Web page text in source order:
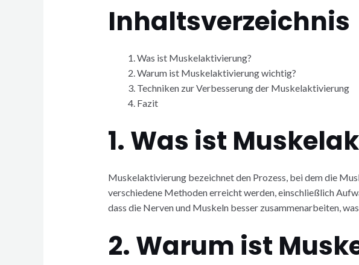
Inhaltsverzeichnis
Was ist Muskelaktivierung?
Warum ist Muskelaktivierung wichtig?
Techniken zur Verbesserung der Muskelaktivierung
Fazit
1. Was ist
Muskelaktivierung bezeichnet den Prozess, bei dem die
verschiedene Methoden erreicht werden, einschließlich
dass die Nerven und Muskeln besser zusammenarbeiten,
2. Warum ist